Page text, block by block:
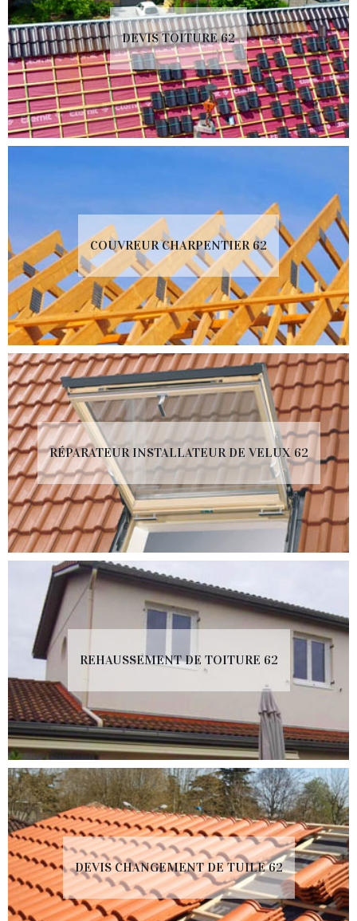
DEVIS TOITURE 62
COUVREUR CHARPENTIER 62
RÉPARATEUR INSTALLATEUR DE VELUX 62
REHAUSSEMENT DE TOITURE 62
DEVIS CHANGEMENT DE TUILE 62